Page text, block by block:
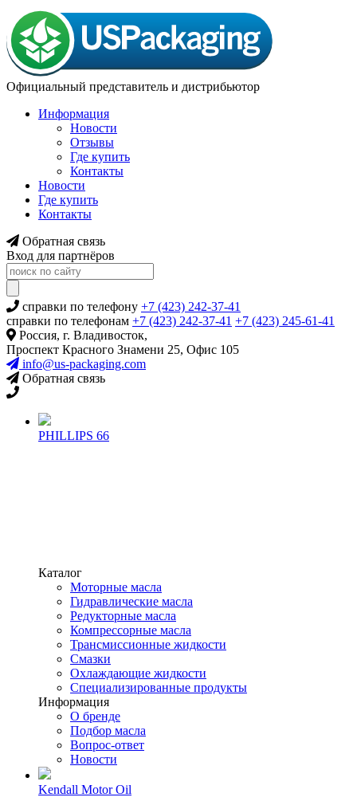
Официальный представитель и дистрибьютор
Информация
Новости
Отзывы
Где купить
Контакты
Новости
Где купить
Контакты
Обратная связь
Вход для партнёров
справки по телефону +7 (423) 242-37-41
справки по телефонам +7 (423) 242-37-41 +7 (423) 245-61-41
Россия, г. Владивосток,
Проспект Красного Знамени 25, Офис 105
info@us-packaging.com
Обратная связь
PHILLIPS 66
Каталог
Моторные масла
Гидравлические масла
Редукторные масла
Компрессорные масла
Трансмиссионные жидкости
Смазки
Охлаждающие жидкости
Специализированные продукты
Информация
О бренде
Подбор масла
Вопрос-ответ
Новости
Kendall Motor Oil